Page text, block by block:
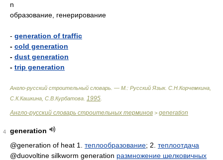
n
образование, генерирование
- generation of traffic
- cold generation
- dust generation
- trip generation
Англо-русский строительный словарь. — М.: Русский Язык. С.Н.Корчемкина,
С.К.Кашкина, С.В.Курбатова 1995
Англо-русский словарь строительных терминов > generation
4
generation
@generation of heat 1. теплообразование; 2. теплоотдача
@duovoltine silkworm generation размножение шелковичных